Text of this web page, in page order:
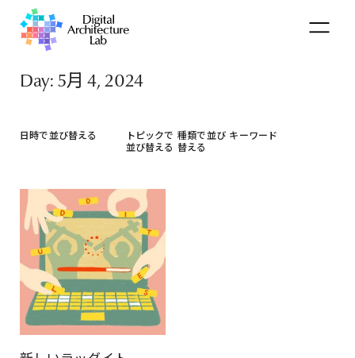
Day: 5月 4, 2024
日時で並び替える
トピックで
並び替える
種類で並び
替える
キーワード